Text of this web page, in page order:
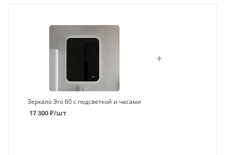
Зеркало Эго 60 с подсветкой и часами
17 300₽/шт